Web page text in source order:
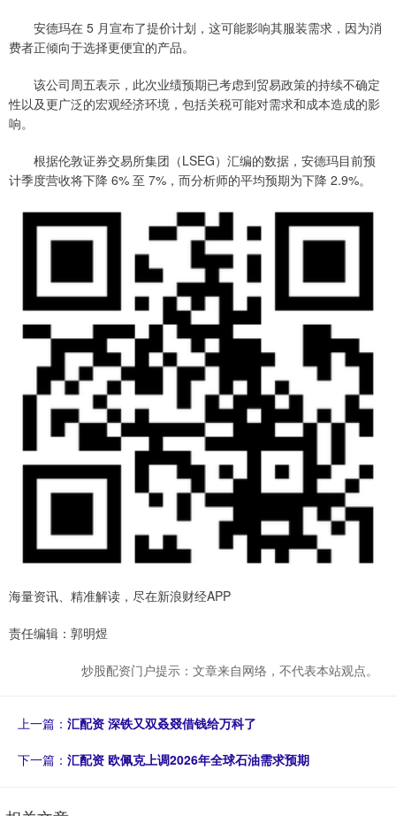
安德玛在 5 月宣布了提价计划，这可能影响其服装需求，因为消
费者正倾向于选择更便宜的产品。
该公司周五表示，此次业绩预期已考虑到贸易政策的持续不确定
性以及更广泛的宏观经济环境，包括关税可能对需求和成本造成的影
响。
根据伦敦证券交易所集团（LSEG）汇编的数据，安德玛目前预
计季度营收将下降 6% 至 7%，而分析师的平均预期为下降 2.9%。
海量资讯、精准解读，尽在新浪财经APP
责任编辑：郭明煜
炒股配资门户提示：文章来自网络，不代表本站观点。
上一篇： 汇配资 深铁又双叒叕借钱给万科了
下一篇： 汇配资 欧佩克上调2026年全球石油需求预期